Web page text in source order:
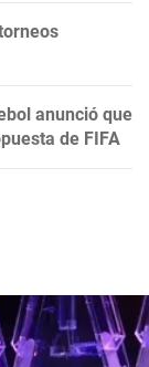
anunció que
de FIFA